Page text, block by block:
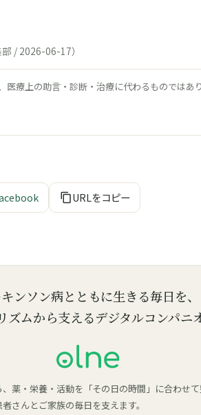
/ 2026-06-17）
医療上の助言・診断・治療に代わるものではあ
URLをコピー
ンソン病とともに生きる毎日を、
ズムから支えるデジタルコンパニ
薬・栄養・活動を「その日の時間」に合わせ
者さんとご家族の毎日を支えます。